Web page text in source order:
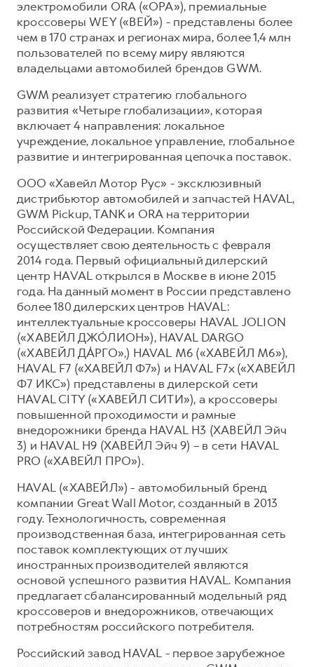
электромобили ORA («ОРА»), премиальные
кроссоверы WEY («ВЕЙ») - представлены более
чем в 170 странах и регионах мира, более 1,4 млн
пользователей по всему миру являются
владельцами автомобилей брендов GWM.
GWM реализует стратегию глобального
развития «Четыре глобализации», которая
включает 4 направления: локальное
учреждение, локальное управление, глобальное
развитие и интегрированная цепочка поставок.
ООО «Хавейл Мотор Рус» - эксклюзивный
дистрибьютор автомобилей и запчастей HAVAL,
GWM Pickup, TANK и ORA на территории
Российской Федерации. Компания
осуществляет свою деятельность с февраля
2014 года. Первый официальный дилерский
центр HAVAL открылся в Москве в июне 2015
года. На данный момент в России представлено
более 180 дилерских центров HAVAL:
интеллектуальные кроссоверы HAVAL JOLION
(«ХАВЕЙЛ ДЖО́ЛИОН»), HAVAL DARGO
(«ХАВЕЙЛ ДА́РГО»,) HAVAL М6 («ХАВЕЙЛ M6»),
HAVAL F7 («ХАВЕЙЛ Ф7») и HAVAL F7x («ХАВЕЙЛ
Ф7 ИКС») представлены в дилерской сети
HAVAL CITY («ХАВЕЙЛ СИТИ»), а кроссоверы
повышенной проходимости и рамные
внедорожники бренда HAVAL H3 (ХАВЕЙЛ Эйч
3) и HAVAL H9 (ХАВЕЙЛ Эйч 9) – в сети HAVAL
PRO («ХАВЕЙЛ ПРО»).
HAVAL («ХАВЕЙЛ») - автомобильный бренд
компании Great Wall Motor, созданный в 2013
году. Технологичность, современная
производственная база, интегрированная сеть
поставок комплектующих от лучших
иностранных производителей являются
основой успешного развития HAVAL. Компания
предлагает сбалансированный модельный ряд
кроссоверов и внедорожников, отвечающих
потребностям российского потребителя.
Российский завод HAVAL - первое зарубежное